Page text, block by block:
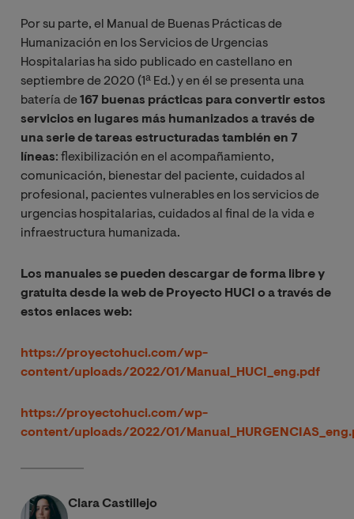
Por su parte, el Manual de Buenas Prácticas de
Humanización en los Servicios de Urgencias
Hospitalarias ha sido publicado en castellano en
septiembre de 2020 (1ª Ed.) y en él se presenta una
batería de167 buenas prácticas para convertir estos
servicios en lugares más humanizados a través de
una serie de tareas estructuradas también en 7
líneas: flexibilización en el acompañamiento,
comunicación, bienestar del paciente, cuidados al
profesional, pacientes vulnerables en los servicios de
urgencias hospitalarias, cuidados al final de la vida e
infraestructura humanizada.
Los manuales se pueden descargar de forma libre y
gratuita desde la web de Proyecto HUCI o a través de
estos enlaces web:
https://proyectohuci.com/wp-
content/uploads/2022/01/Manual_HUCI_eng.pdf
https://proyectohuci.com/wp-
content/uploads/2022/01/
Clara Castillejo